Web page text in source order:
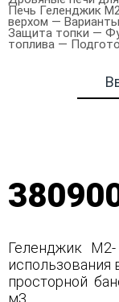
Печь Геленджик
верхом —
Защита топки —
топлива —
Геленджик М2-
использования
просторной
м3.